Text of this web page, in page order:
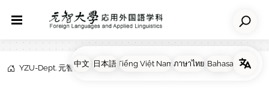
YZU-Dept. 元智大学応用外国語学科 NEWS 入学案内